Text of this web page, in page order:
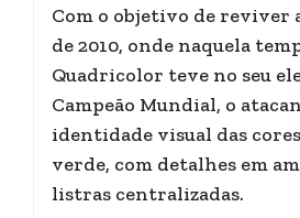
Com o objetivo de reviver
de 2010, onde naquela
Quadricolor teve no seu
Campeão Mundial, o
identidade visual das
verde, com detalhes em
listras centralizadas.